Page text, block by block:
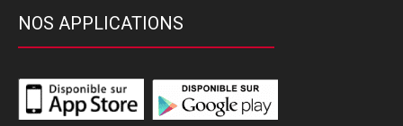
NOS APPLICATIONS